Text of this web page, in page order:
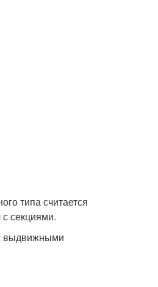
типа считается
секциями.
выдвижными